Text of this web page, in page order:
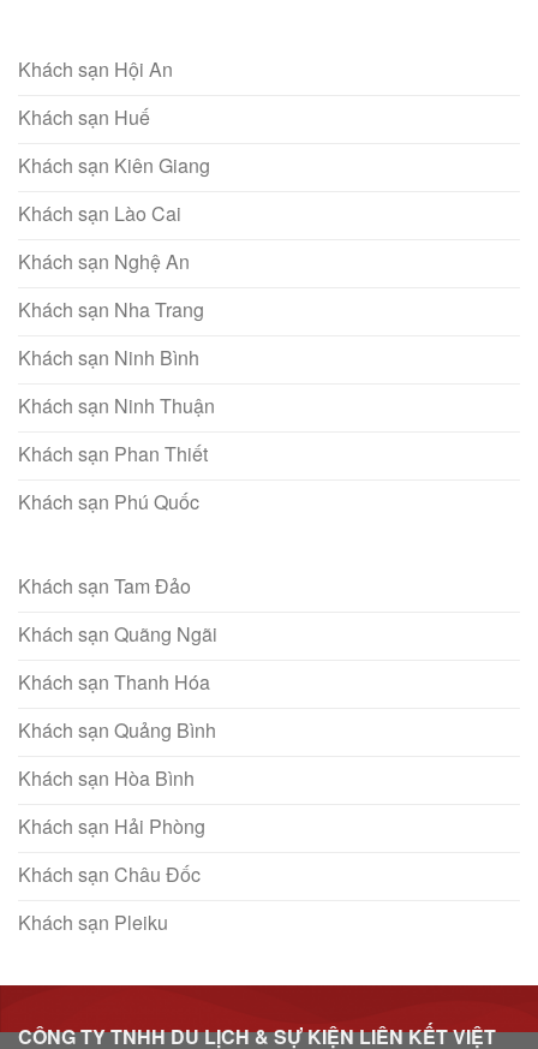
Khách sạn Hội An
Khách sạn Huế
Khách sạn Kiên Giang
Khách sạn Lào Cai
Khách sạn Nghệ An
Khách sạn Nha Trang
Khách sạn Ninh Bình
Khách sạn Ninh Thuận
Khách sạn Phan Thiết
Khách sạn Phú Quốc
Khách sạn Tam Đảo
Khách sạn Quãng Ngãi
Khách sạn Thanh Hóa
Khách sạn Quảng Bình
Khách sạn Hòa Bình
Khách sạn Hải Phòng
Khách sạn Châu Đốc
Khách sạn Pleiku
CÔNG TY TNHH DU LỊCH & SỰ KIỆN LIÊN KẾT VIỆT